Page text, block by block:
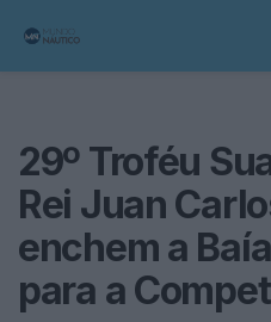
29º Troféu
Rei Juan
enchem a
para a